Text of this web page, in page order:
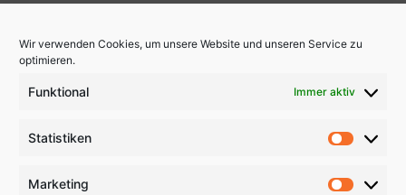
Wir verwenden Cookies, um unsere Website und unseren Service zu
optimieren.
Funktional Immer aktiv
Statistiken
Marketing